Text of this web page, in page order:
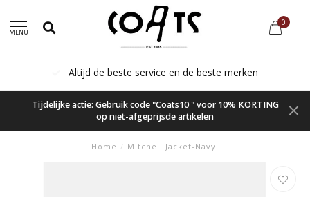
MENU
0
Altijd de beste service en de beste merken
Tijdelijke actie: Gebruik code "Coats10 " voor 10% KORTING
op niet-afgeprijsde artikelen
Home / Mitchell Jacket-Navy